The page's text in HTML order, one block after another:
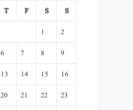
T F S
S
1
2
6 7 8
9
13 14 15
16
20 21 22
23